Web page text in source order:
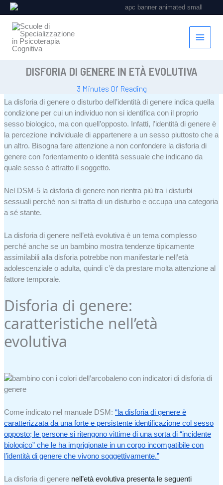
al
contenuto
DISFORIA DI GENERE IN ETÀ EVOLUTIVA
3 Minutes Of Reading
La disforia di genere o disturbo dell’identità di genere indica quella
condizione per cui un individuo non si identifica con il proprio
sesso biologico, ma con quell’opposto. Infatti, l’identità di genere è
la percezione individuale di appartenere a un sesso piuttosto che a
un altro. Bisogna fare attenzione a non confondere la disforia di
genere con l’orientamento o identità sessuale che indicano da
quale sesso è attratto il soggetto.
Nel DSM-5 la disforia di genere non rientra più tra i disturbi
sessuali perché non si tratta di un disturbo e occupa una categoria
a sé stante.
La disforia di genere nell’età evolutiva è un tema complesso
perché anche se un bambino mostra tendenze tipicamente
assimilabili alla disforia potrebbe non manifestarle nell’età
adolescenziale o adulta, quindi c’è da prestare molta attenzione al
fattore temporale.
Disforia di genere:
caratteristiche nell’età
evolutiva
Come indicato nel manuale DSM:“la disforia di genere è
caratterizzata da una forte e persistente identificazione col sesso
opposto; le persone si ritengono vittime di una sorta di “incidente
biologico” che le ha imprigionate in un corpo incompatibile con
l’identità di genere che vivono soggettivamente.”
La disforia di genere nell’età evolutiva presenta le seguenti